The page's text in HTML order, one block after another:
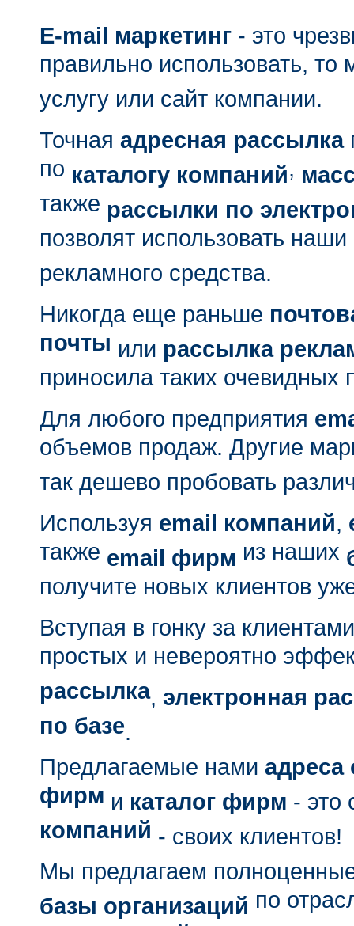
E-mail маркетинг - это
правильно использовать, то
услугу или сайт компании.
Точная адресная рассылка
по каталогу компаний,
также рассылки по
позволят использовать наши
рекламного средства.
Никогда еще раньше
почты или рассылка
приносила таких очевидных
Для любого предприятия
объемов продаж. Другие
так дешево пробовать
Используя email компаний,
также email фирм из наших
получите новых клиентов
Вступая в гонку за
простых и невероятно
рассылка, электронная
по базе.
Предлагаемые нами адреса
фирм и каталог фирм - это
компаний - своих клиентов!
Мы предлагаем
базы организаций по